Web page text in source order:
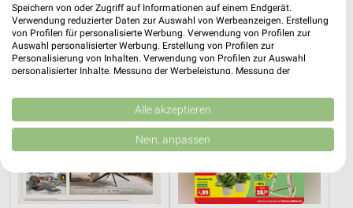
Speichern von oder Zugriff auf Informationen auf einem Endgerät.
Verwendung reduzierter Daten zur Auswahl von Werbeanzeigen. Erstellung
von Profilen für personalisierte Werbung. Verwendung von Profilen zur
Auswahl personalisierter Werbung. Erstellung von Profilen zur
Personalisierung von Inhalten. Verwendung von Profilen zur Auswahl
personalisierter Inhalte. Messung der Werbeleistung. Messung der
Kombinationen von Daten aus verschiedenen Quellen. Entwicklung und
Verbesserung der Angebote. Verwendung reduzierter Daten zur Auswahl
von Inhalten.
Daten können außerhalb der Europäischen Union weitergegeben und in die
USA gesendet werden.
Website/App.
Partnerliste anzeigen (1 IAB-Anbieter)
Alle akzeptieren
Nein, anpassen